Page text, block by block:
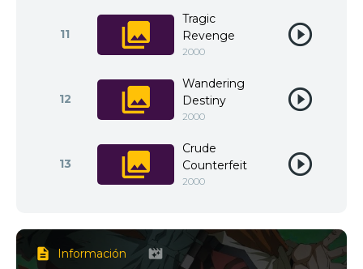
11
Tragic
Revenge
2000
12
Wandering
Destiny
2000
13
Crude
Counterfeit
2000
Información